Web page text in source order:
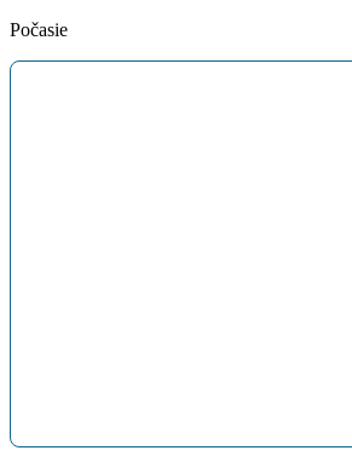
Počasie